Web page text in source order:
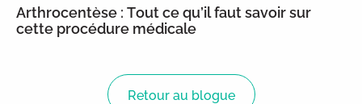
Arthrocentèse : Tout ce qu’il faut savoir sur
cette procédure médicale
Retour au blogue